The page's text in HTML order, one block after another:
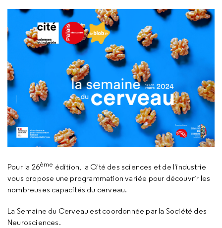
Pour la 26ème édition, la Cité des sciences et de l'industrie
vous propose une programmation variée pour découvrir les
nombreuses capacités du cerveau.
La Semaine du Cerveau est coordonnée par la Société des
Neurosciences.